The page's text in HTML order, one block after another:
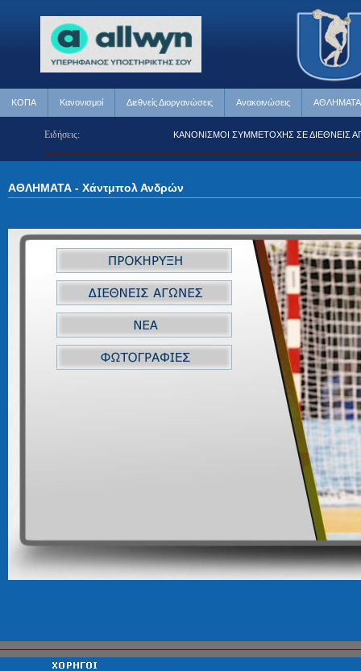
ΚΟΠΑ Κανονισμοί Διεθνείς Διοργανώσεις Ανακοινώσεις ΑΘΛΗΜΑΤΑ
Ειδήσεις:
ΑΓΩΝΕΣ ΚΑΝΟΝΙΣΜΟΙ ΣΥΜΜΕΤΟΧΗΣ ΣΕ ΔΙΕΘΝΕΙΣ
ΑΘΛΗΜΑΤΑ - Χάντμπολ Ανδρών